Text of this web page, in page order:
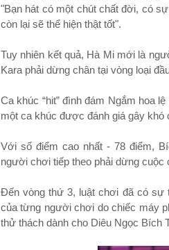
"Bạn hát có một chút chất đời, có
còn lại sẽ thể hiện thật tốt".
Tuy nhiên kết quả, Hà Mi mới là
Kara phải dừng chân tại vòng loại
Ca khúc “hit” đình đám Ngắm hoa
một ca khúc được đánh giá gây khó
Với số điểm cao nhất - 78 điểm,
người chơi tiếp theo phải dừng
Đến vòng thứ 3, luật chơi đã có sự
của từng người chơi do chiếc máy
thử thách dành cho Diêu Ngọc Bích